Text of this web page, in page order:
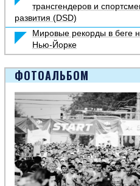
трансгендеров и
развития (DSD)
Мировые рекорды в беге
Нью-Йорке
ФОТОАЛЬБОМ